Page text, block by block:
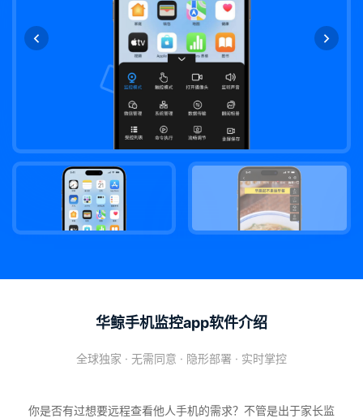
华鲸手机监控app软件介绍
全球独家 · 无需同意 · 隐形部署 · 实时掌控
你是否有过想要远程查看他人手机的需求？不管是出于家长监